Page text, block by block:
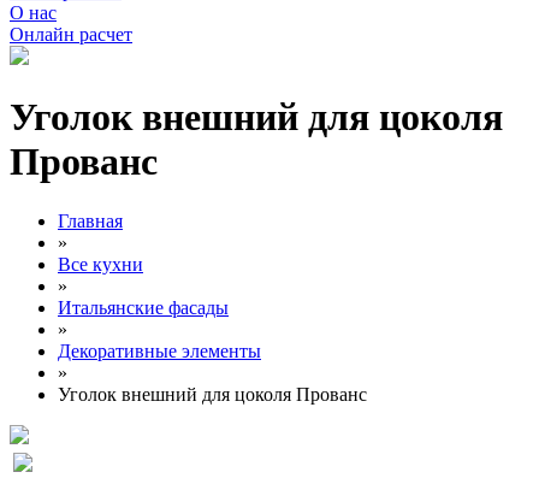
О нас
Онлайн расчет
Уголок внешний для цоколя
Прованс
Главная
»
Все кухни
»
Итальянские фасады
»
Декоративные элементы
»
Уголок внешний для цоколя Прованс